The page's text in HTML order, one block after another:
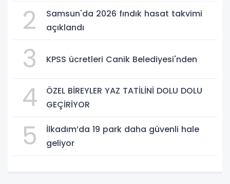
2
Samsun'da 2026 fındık hasat takvimi
açıklandı
3 KPSS ücretleri Canik Belediyesi'nden
4
ÖZEL BİREYLER YAZ TATİLİNİ DOLU DOLU
GEÇİRİYOR
5
İlkadım’da 19 park daha güvenli hale
geliyor